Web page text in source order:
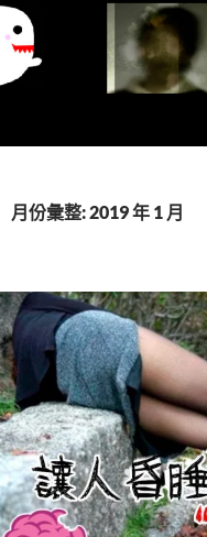
要
月份彙整: 2019 年 1 月